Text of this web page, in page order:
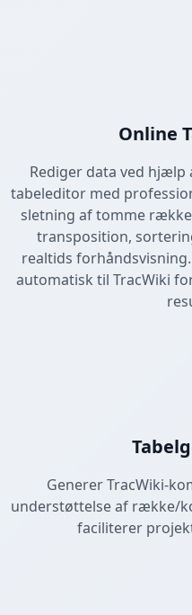
Online
Rediger data ved hjælp
tabeleditor med
sletning af tomme
transposition,
realtids
automatisk til TracWiki
Generer TracWiki-
understøttelse af række/
faciliterer